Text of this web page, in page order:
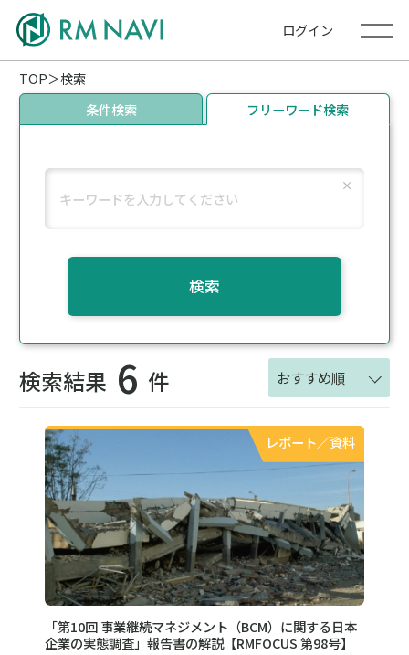
ログイン
TOP
検索
条件検索
フリーワード検索
検索
検索結果 6 件 おすすめ順
レポート／資料
「第10回 事業継続マネジメント（BCM）に関する日本
企業の実態調査」報告書の解説【RMFOCUS 第98号】